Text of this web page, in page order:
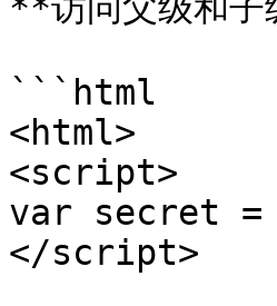
```html
<html>
<script>
var secret =
</script>